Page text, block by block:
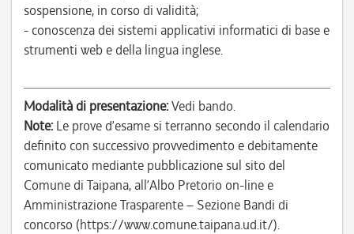
sospensione, in corso di validità;
- conoscenza dei sistemi applicativi informatici di base e
strumenti web e della lingua inglese.
Modalità di presentazione:Vedi bando.
Note: Le prove d’esame si terranno secondo il calendario
definito con successivo provvedimento e debitamente
comunicato mediante pubblicazione sul sito del
Comune di Taipana, all’Albo Pretorio on-line e
Amministrazione Trasparente – Sezione Bandi di
concorso (https://www.comune.taipana.ud.it/).